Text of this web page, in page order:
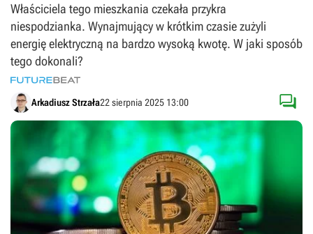
Właściciela tego mieszkania czekała przykra
niespodzianka. Wynajmujący w krótkim czasie zużyli
energię elektryczną na bardzo wysoką kwotę. W jaki sposób
tego dokonali?
Arkadiusz Strzała22 sierpnia 2025 13:00 